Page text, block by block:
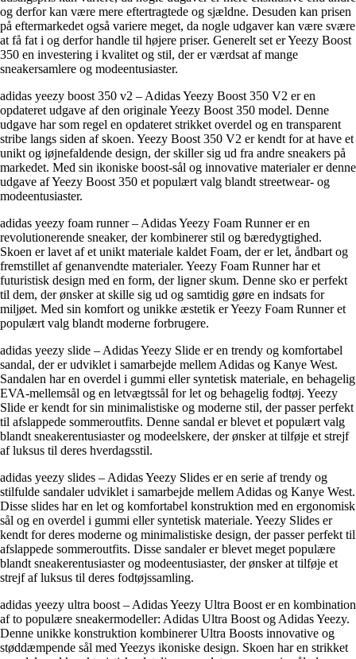
og derfor kan være mere eftertragtede og sjældne. Desuden kan prisen
på eftermarkedet også variere meget, da nogle udgaver kan være svære
at få fat i og derfor handle til højere priser. Generelt set er Yeezy Boost
350 en investering i kvalitet og stil, der er værdsat af mange
sneakersamlere og modeentusiaster.
adidas yeezy boost 350 v2 – Adidas Yeezy Boost 350 V2 er en
opdateret udgave af den originale Yeezy Boost 350 model. Denne
udgave har som regel en opdateret strikket overdel og en transparent
stribe langs siden af skoen. Yeezy Boost 350 V2 er kendt for at have et
unikt og iøjnefaldende design, der skiller sig ud fra andre sneakers på
markedet. Med sin ikoniske boost-sål og innovative materialer er denne
udgave af Yeezy Boost 350 et populært valg blandt streetwear- og
modeentusiaster.
adidas yeezy foam runner – Adidas Yeezy Foam Runner er en
revolutionerende sneaker, der kombinerer stil og bæredygtighed.
Skoen er lavet af et unikt materiale kaldet Foam, der er let, åndbart og
fremstillet af genanvendte materialer. Yeezy Foam Runner har et
futuristisk design med en form, der ligner skum. Denne sko er perfekt
til dem, der ønsker at skille sig ud og samtidig gøre en indsats for
miljøet. Med sin komfort og unikke æstetik er Yeezy Foam Runner et
populært valg blandt moderne forbrugere.
adidas yeezy slide – Adidas Yeezy Slide er en trendy og komfortabel
sandal, der er udviklet i samarbejde mellem Adidas og Kanye West.
Sandalen har en overdel i gummi eller syntetisk materiale, en behagelig
EVA-mellemsål og en letvægtssål for let og behagelig fodtøj. Yeezy
Slide er kendt for sin minimalistiske og moderne stil, der passer perfekt
til afslappede sommeroutfits. Denne sandal er blevet et populært valg
blandt sneakerentusiaster og modeelskere, der ønsker at tilføje et strejf
af luksus til deres hverdagsstil.
adidas yeezy slides – Adidas Yeezy Slides er en serie af trendy og
stilfulde sandaler udviklet i samarbejde mellem Adidas og Kanye West.
Disse slides har en let og komfortabel konstruktion med en ergonomisk
sål og en overdel i gummi eller syntetisk materiale. Yeezy Slides er
kendt for deres moderne og minimalistiske design, der passer perfekt til
afslappede sommeroutfits. Disse sandaler er blevet meget populære
blandt sneakerentusiaster og modeentusiaster, der ønsker at tilføje et
strejf af luksus til deres fodtøjssamling.
adidas yeezy ultra boost – Adidas Yeezy Ultra Boost er en kombination
af to populære sneakermodeller: Adidas Ultra Boost og Adidas Yeezy.
Denne unikke konstruktion kombinerer Ultra Boosts innovative og
støddæmpende sål med Yeezys ikoniske design. Skoen har en strikket